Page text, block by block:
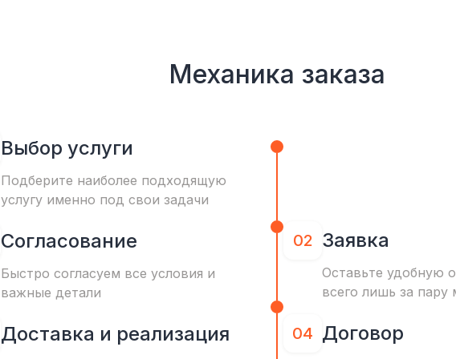
Механика заказа
Выбор услуги
Подберите наиболее подходящую
услугу именно под свои задачи
Согласование
Быстро согласуем все условия и
важные детали
Доставка и реализация
02 Заявка
Оставьте удобную
всего лишь за пару
04 Договор